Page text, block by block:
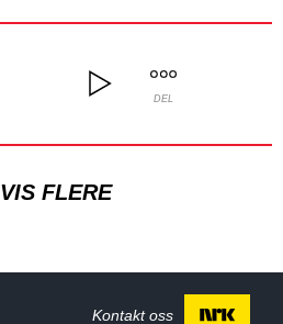
DEL
VIS FLERE
Kontakt oss